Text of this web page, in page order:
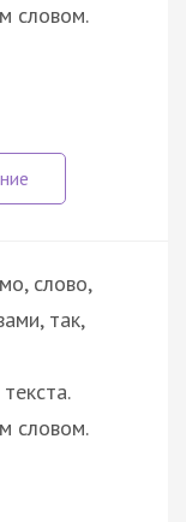
словом.
слово,
так,
словом.